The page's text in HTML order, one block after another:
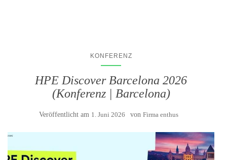
KONFERENZ
HPE Discover Barcelona 2026
(Konferenz | Barcelona)
Veröffentlicht am 1. Juni 2026 von Firma enthus